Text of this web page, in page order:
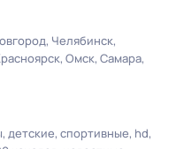
Челябинск
Омск Самара
детские спортивные hd